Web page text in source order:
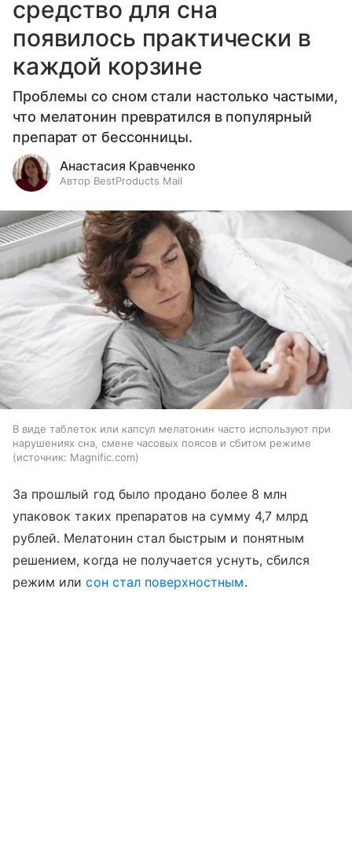
средство для сна
появилось практически в
каждой корзине
Проблемы со сном стали настолько частыми,
что мелатонин превратился в популярный
препарат от бессонницы.
Анастасия Кравченко
Автор BestProducts Mail
В виде таблеток или капсул мелатонин часто используют при
нарушениях сна, смене часовых поясов и сбитом режиме
источник: Magnific.com
За прошлый год было продано более 8 млн
упаковок таких препаратов на сумму 4,7 млрд
рублей. Мелатонин стал быстрым и понятным
решением, когда не получается уснуть, сбился
режим илисон стал поверхностным.